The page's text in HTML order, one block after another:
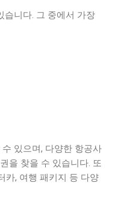
습니다. 그 중에서 가장
있으며, 다양한 항공사
을 찾을 수 있습니다. 또
카, 여행 패키지 등 다양